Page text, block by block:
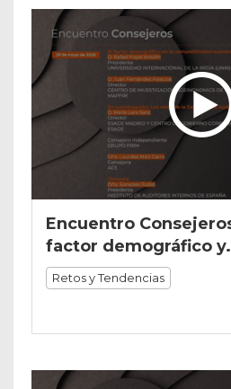
Encuentro
factor demográfico
Retos y Tendencias